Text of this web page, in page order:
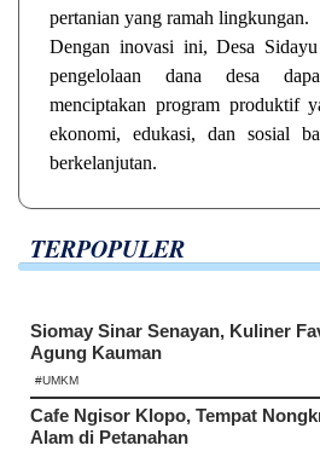
pertanian yang ramah lingkungan.
Dengan inovasi ini, Desa
pengelolaan dana desa
menciptakan program produktif
ekonomi, edukasi, dan sosial
berkelanjutan.
TERPOPULER
Siomay Sinar Senayan, Kuliner
Agung Kauman
#UMKM
Cafe Ngisor Klopo, Tempat
Alam di Petanahan